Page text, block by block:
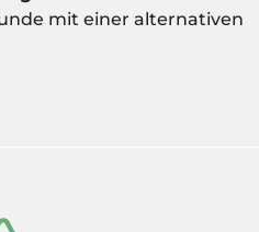
mit einer alternativen